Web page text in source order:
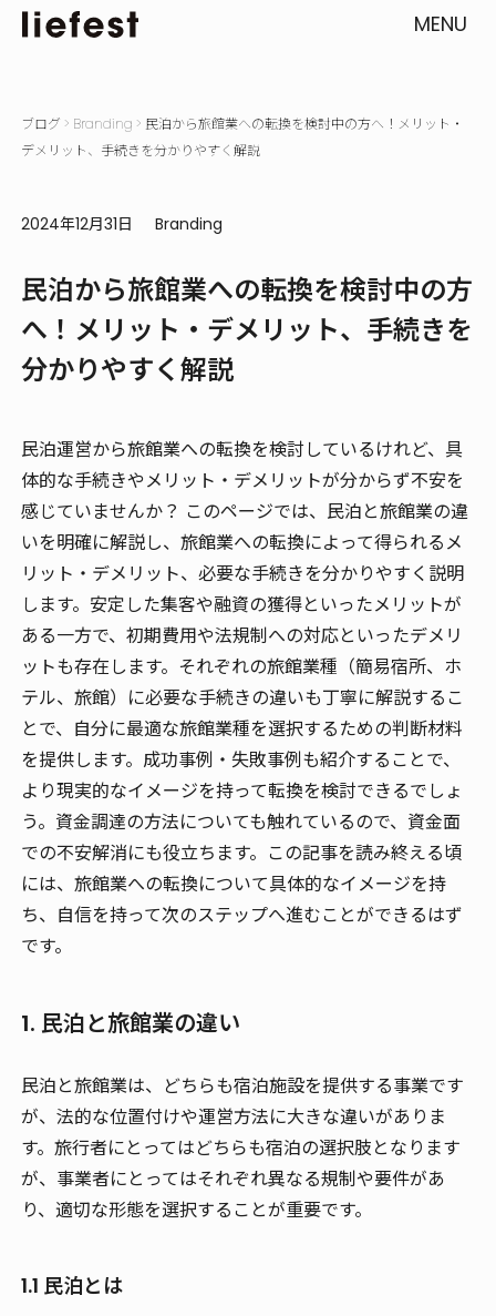
MENU
ブログ > Branding > 民泊から旅館業への転換を検討中の方へ！メリット・
デメリット、手続きを分かりやすく解説
2024年12月31日 Branding
民泊から旅館業への転換を検討中の方
へ！メリット・デメリット、手続きを
分かりやすく解説
民泊運営から旅館業への転換を検討しているけれど、具
体的な手続きやメリット・デメリットが分からず不安を
感じていませんか？ このページでは、民泊と旅館業の違
いを明確に解説し、旅館業への転換によって得られるメ
リット・デメリット、必要な手続きを分かりやすく説明
します。安定した集客や融資の獲得といったメリットが
ある一方で、初期費用や法規制への対応といったデメリ
ットも存在します。それぞれの旅館業種（簡易宿所、ホ
テル、旅館）に必要な手続きの違いも丁寧に解説するこ
とで、自分に最適な旅館業種を選択するための判断材料
を提供します。成功事例・失敗事例も紹介することで、
より現実的なイメージを持って転換を検討できるでしょ
う。資金調達の方法についても触れているので、資金面
での不安解消にも役立ちます。この記事を読み終える頃
には、旅館業への転換について具体的なイメージを持
ち、自信を持って次のステップへ進むことができるはず
です。
1. 民泊と旅館業の違い
民泊と旅館業は、どちらも宿泊施設を提供する事業です
が、法的な位置付けや運営方法に大きな違いがありま
す。旅行者にとってはどちらも宿泊の選択肢となります
が、事業者にとってはそれぞれ異なる規制や要件があ
り、適切な形態を選択することが重要です。
1.1 民泊とは